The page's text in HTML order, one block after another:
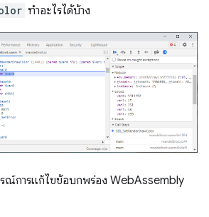
ทำอะไรได้บ้าง
รณ์การแก้ไขข้อบกพร่อง WebAssembly